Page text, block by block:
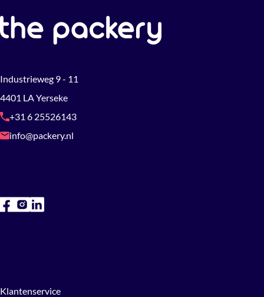
Industrieweg 9 - 11
4401 LA Yerseke
+31 6 25526143
info@packery.nl
Klantenservice